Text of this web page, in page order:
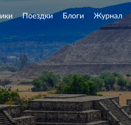
Поездки Блоги Журнал